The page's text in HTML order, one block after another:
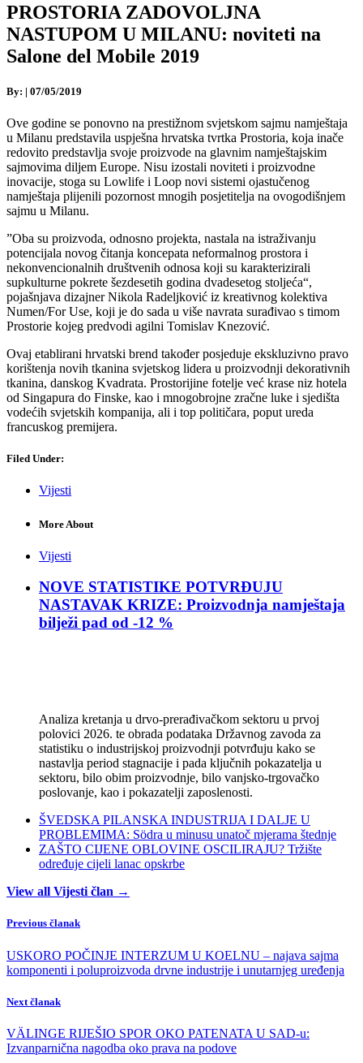
PROSTORIA ZADOVOLJNA
NASTUPOM U MILANU: noviteti na
Salone del Mobile 2019
By: | 07/05/2019
Ove godine se ponovno na prestižnom svjetskom sajmu namještaja
u Milanu predstavila uspješna hrvatska tvrtka Prostoria, koja inače
redovito predstavlja svoje proizvode na glavnim namještajskim
sajmovima diljem Europe. Nisu izostali noviteti i proizvodne
inovacije, stoga su Lowlife i Loop novi sistemi ojastučenog
namještaja plijenili pozornost mnogih posjetitelja na ovogodišnjem
sajmu u Milanu.
”Oba su proizvoda, odnosno projekta, nastala na istraživanju
potencijala novog čitanja koncepata neformalnog prostora i
nekonvencionalnih društvenih odnosa koji su karakterizirali
supkulturne pokrete šezdesetih godina dvadesetog stoljeća“,
pojašnjava dizajner Nikola Radeljković iz kreativnog kolektiva
Numen/For Use, koji je do sada u više navrata surađivao s timom
Prostorie kojeg predvodi agilni Tomislav Knezović.
Ovaj etablirani hrvatski brend također posjeduje ekskluzivno pravo
korištenja novih tkanina svjetskog lidera u proizvodnji dekorativnih
tkanina, danskog Kvadrata. Prostorijine fotelje već krase niz hotela
od Singapura do Finske, kao i mnogobrojne zračne luke i sjedišta
vodećih svjetskih kompanija, ali i top političara, poput ureda
francuskog premijera.
Filed Under:
Vijesti
More About
Vijesti
NOVE STATISTIKE POTVRĐUJU
NASTAVAK KRIZE: Proizvodnja namještaja
bilježi pad od -12 %
Analiza kretanja u drvo-prerađivačkom sektoru u prvoj
polovici 2026. te obrada podataka Državnog zavoda za
statistiku o industrijskoj proizvodnji potvrđuju kako se
nastavlja period stagnacije i pada ključnih pokazatelja u
sektoru, bilo obim proizvodnje, bilo vanjsko-trgovačko
poslovanje, kao i pokazatelji zaposlenosti.
ŠVEDSKA PILANSKA INDUSTRIJA I DALJE U
PROBLEMIMA: Södra u minusu unatoč mjerama štednje
ZAŠTO CIJENE OBLOVINE OSCILIRAJU? Tržište
određuje cijeli lanac opskrbe
View all Vijesti član →
Previous članak
USKORO POČINJE INTERZUM U KOELNU – najava sajma
komponenti i poluproizvoda drvne industrije i unutarnjeg uređenja
Next članak
VÄLINGE RIJEŠIO SPOR OKO PATENATA U SAD-u:
Izvanparnična nagodba oko prava na podove